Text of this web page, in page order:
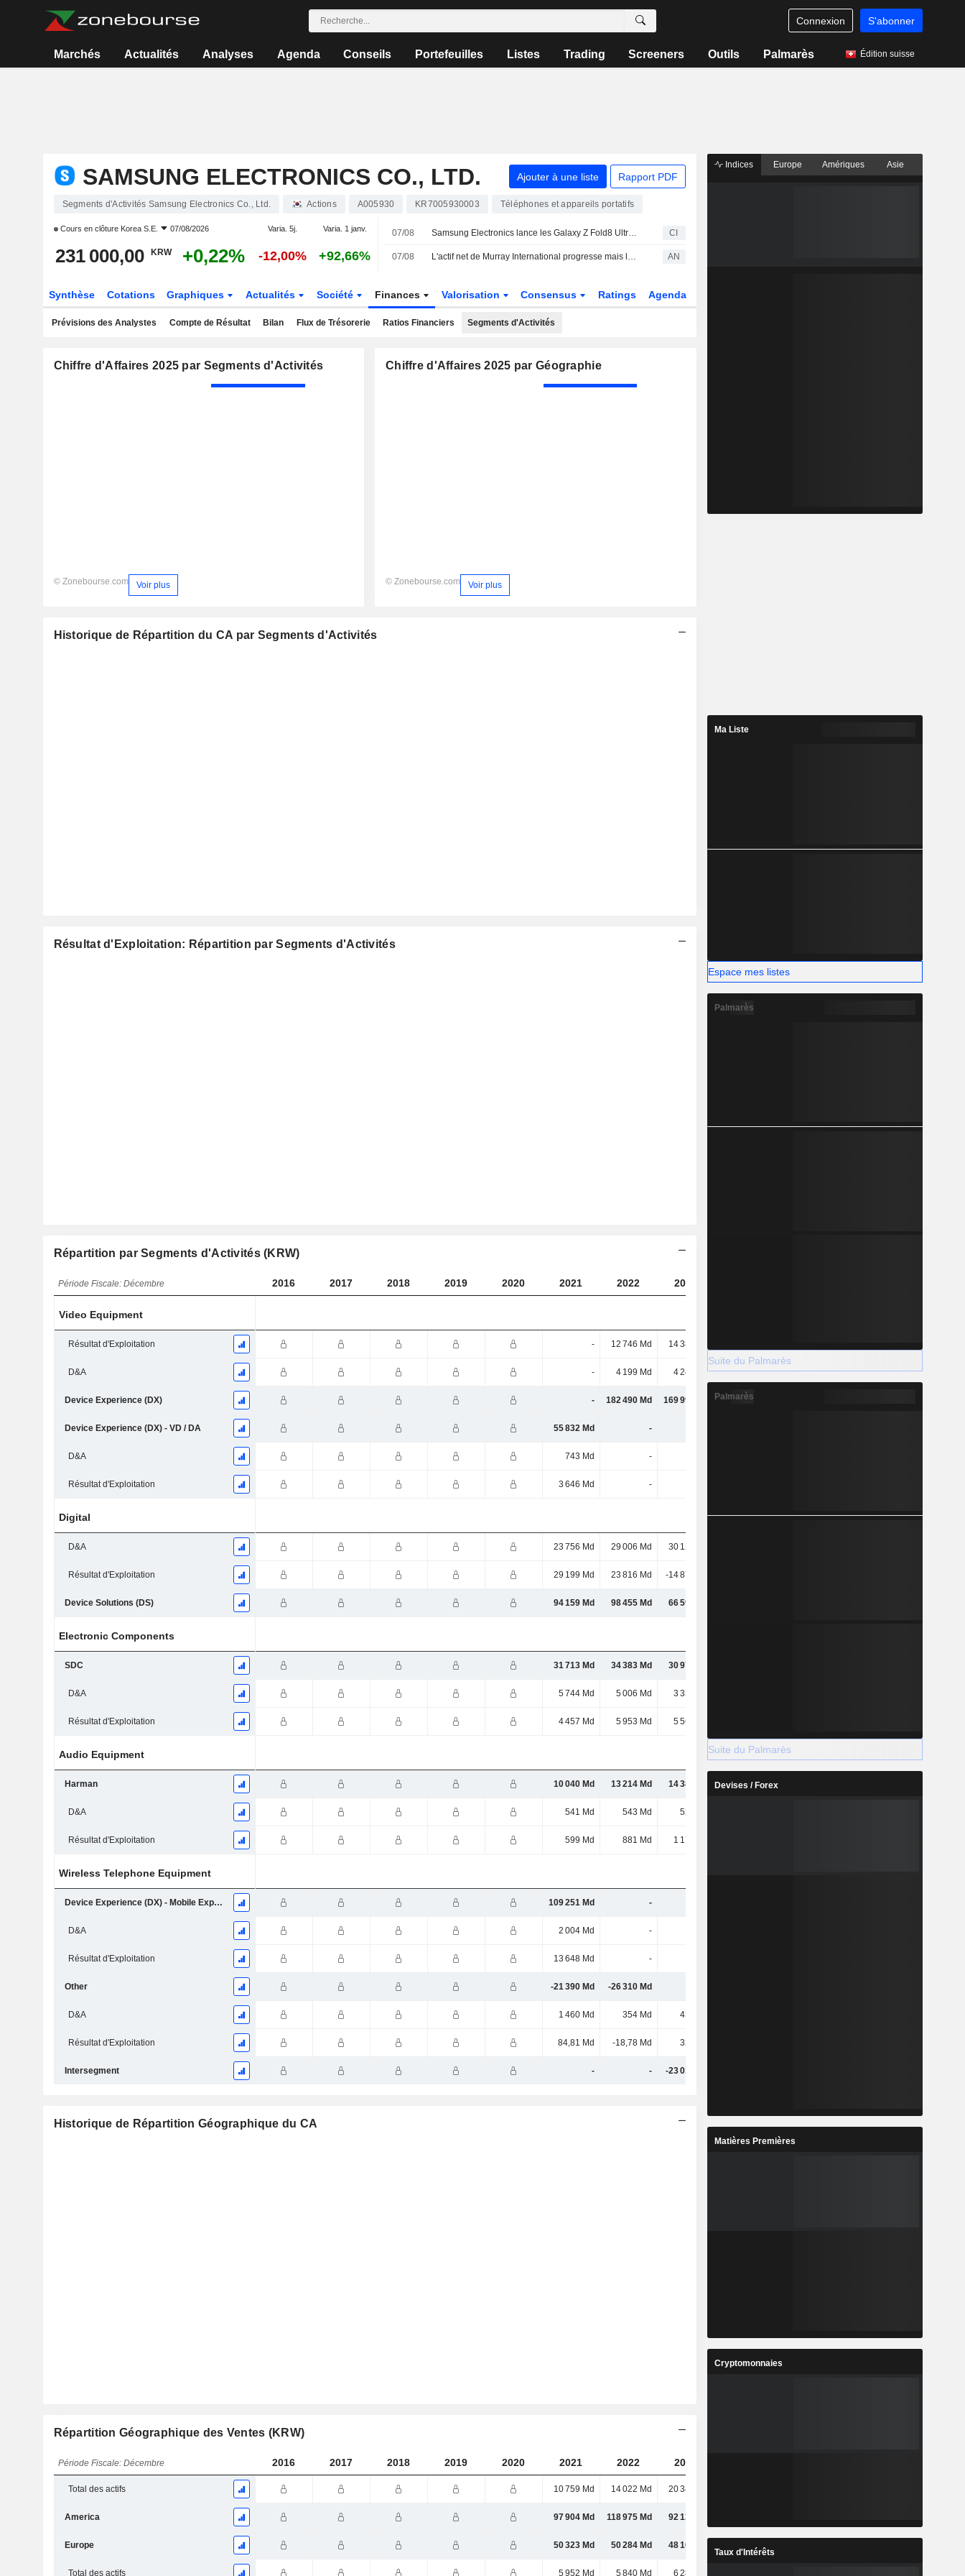
Connexion S'abonner
Marchés Actualités Analyses Agenda Conseils Portefeuilles Listes Trading Screeners Outils Palmarès Édition suisse
SAMSUNG ELECTRONICS CO., LTD. Ajouter à une liste Rapport PDF
Segments d'Activités Samsung Electronics Co., Ltd. Actions A005930 KR7005930003 Téléphones et appareils portatifs
Cours en clôture Korea S.E. 07/08/2026 Varia. 5j. Varia. 1 janv.
231 000,00 KRW +0,22% -12,00% +92,66%
07/08 Samsung Electronics lance les Galaxy Z Fold8 Ultra, Fold8, Flip8, Watch Ultra2 et Watch9 CI
07/08 L'actif net de Murray International progresse mais la performance reste en deçà de l'indice de référence AN
Synthèse Cotations Graphiques Actualités Société Finances Valorisation Consensus Ratings Agenda
Prévisions des Analystes Compte de Résultat Bilan Flux de Trésorerie Ratios Financiers Segments d'Activités
Chiffre d'Affaires 2025 par Segments d'Activités
© Zonebourse.com Voir plus
Chiffre d'Affaires 2025 par Géographie
© Zonebourse.com Voir plus
Historique de Répartition du CA par Segments d'Activités
Résultat d'Exploitation: Répartition par Segments d'Activités
Répartition par Segments d'Activités (KRW)
Période Fiscale: Décembre 2016 2017 2018 2019 2020 2021 2022 2023
Video Equipment
Résultat d'Exploitation - 12 746 Md 14 385 Md
D&A - 4 199 Md 4 246 Md 4 210 Md 4 486 Md
Device Experience (DX) - 182 490 Md 169 992 Md 174 888 Md
Device Experience (DX) - VD / DA 55 832 Md -
D&A 743 Md -
Résultat d'Exploitation 3 646 Md -
Digital
D&A 23 756 Md 29 006 Md 30 126 Md
Résultat d'Exploitation 29 199 Md 23 816 Md -14 879 Md
Device Solutions (DS) 94 159 Md 98 455 Md 66 594 Md
Electronic Components
SDC 31 713 Md 34 383 Md 30 975 Md
D&A 5 744 Md 5 006 Md 3 331 Md
Résultat d'Exploitation 4 457 Md 5 953 Md 5 566 Md
Audio Equipment
Harman 10 040 Md 13 214 Md 14 388 Md 14 275 Md
D&A 541 Md 543 Md 528 Md
Résultat d'Exploitation 599 Md 881 Md 1 174 Md
Wireless Telephone Equipment
Device Experience (DX) - Mobile Experience (MX) / Networks 109 251 Md -
D&A 2 004 Md -
Résultat d'Exploitation 13 648 Md -
Other -21 390 Md -26 310 Md
D&A 1 460 Md 354 Md 435 Md
Résultat d'Exploitation 84,81 Md -18,78 Md 322 Md
Intersegment - - -23 015 Md
Historique de Répartition Géographique du CA
Répartition Géographique des Ventes (KRW)
Période Fiscale: Décembre 2016 2017 2018 2019 2020 2021 2022 2023
Total des actifs 10 759 Md 14 022 Md 20 347 Md
America 97 904 Md 118 975 Md 92 137 Md
Europe 50 323 Md 50 284 Md 48 109 Md 50 119 Md
Total des actifs 5 952 Md 5 840 Md 6 289 Md
Indices Europe Amériques Asie
Ma Liste
Espace mes listes
Palmarès
Suite du Palmarès
Palmarès
Suite du Palmarès
Devises / Forex
Matières Premières
Cryptomonnaies
Taux d'Intérêts